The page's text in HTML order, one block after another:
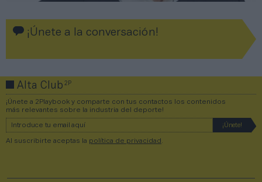
¡Únete a la conversación!
Alta Club2P
¡Únete a 2Playbook y comparte con tus contactos los contenidos
más relevantes sobre la industria del deporte!
Al suscribirte aceptas la política de privacidad